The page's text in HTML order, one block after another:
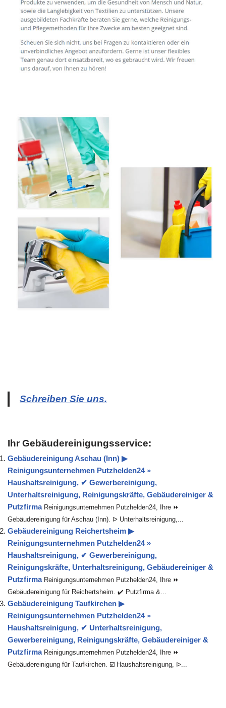
Schreiben Sie uns.
Ihr Gebäudereinigungsservice:
Gebäudereinigung Aschau (Inn) ▶︎
Reinigungsunternehmen Putzhelden24 »
Haushaltsreinigung, ✔ Gewerbereinigung,
Unterhaltsreinigung, Reinigungskräfte, Gebäudereiniger &
Putzfirma Reinigungsunternehmen Putzhelden24, Ihre ⏩
Gebäudereinigung für Aschau (Inn). ᐅ Unterhaltsreinigung,...
Gebäudereinigung Reichertsheim ▶︎
Reinigungsunternehmen Putzhelden24 »
Haushaltsreinigung, ✔ Gewerbereinigung,
Reinigungskräfte, Unterhaltsreinigung, Gebäudereiniger &
Putzfirma Reinigungsunternehmen Putzhelden24, Ihre ⏩
Gebäudereinigung für Reichertsheim. ✔️ Putzfirma &...
Gebäudereinigung Taufkirchen ▶︎
Reinigungsunternehmen Putzhelden24 »
Haushaltsreinigung, ✔ Unterhaltsreinigung,
Gewerbereinigung, Reinigungskräfte, Gebäudereiniger &
Putzfirma Reinigungsunternehmen Putzhelden24, Ihre ⏩
Gebäudereinigung für Taufkirchen. ☑️ Haushaltsreinigung, ᐅ...